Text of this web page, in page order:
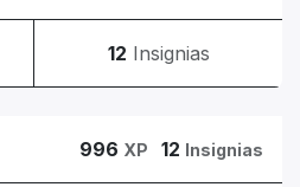
12 Insignias
996 XP 12 Insignias